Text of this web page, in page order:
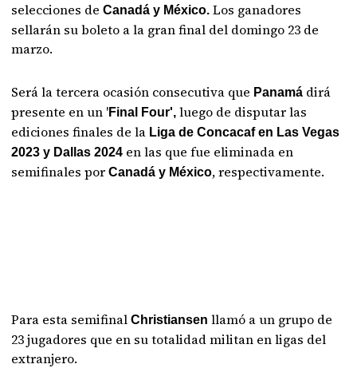
selecciones de Canadá y México. Los ganadores
sellarán su boleto a la gran final del domingo 23 de
marzo.
Será la tercera ocasión consecutiva que Panamá dirá
presente en un 'Final Four', luego de disputar las
ediciones finales de la Liga de Concacaf en Las Vegas
2023 y Dallas 2024 en las que fue eliminada en
semifinales porCanadá y México, respectivamente.
Para esta semifinalChristiansenllamó a un grupo de
23 jugadores que en su totalidad militan en ligas del
extranjero.